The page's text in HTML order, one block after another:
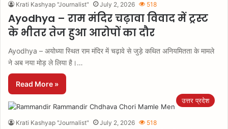
Krati Kashyap "Journalist" July 2, 2026 518
Ayodhya – राम मंदिर चढ़ावा विवाद में ट्रस्ट
के भीतर तेज हुआ आरोपों का दौर
Ayodhya – अयोध्या स्थित राम मंदिर में चढ़ावे से जुड़े कथित अनियमितता के मामले
ने अब नया मोड़ ले लिया है।…
Read More »
उत्तर प्रदेश
Krati Kashyap "Journalist" July 2, 2026 518